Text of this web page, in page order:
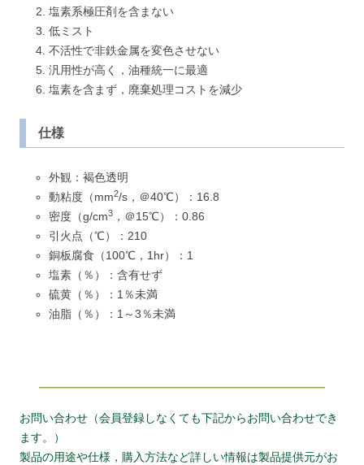
塩素系極圧剤を含まない
低ミスト
不活性で非鉄金属を変色させない
汎用性が高く，油種統一に最適
塩素を含まず，廃棄処理コストを減少
仕様
外観：褐色透明
動粘度（mm2/s，＠40℃）：16.8
密度（g/cm3 ，＠15℃）：0.86
引火点（℃）：210
銅板腐食（100℃，1hr）：1
塩素（％）：含有せず
硫黄（％）：1％未満
油脂（％）：1～3％未満
お問い合わせ（会員登録しなくても下記からお問い合わせでき
ます。）
製品の用途や仕様，購入方法など詳しい情報は製品提供元がお